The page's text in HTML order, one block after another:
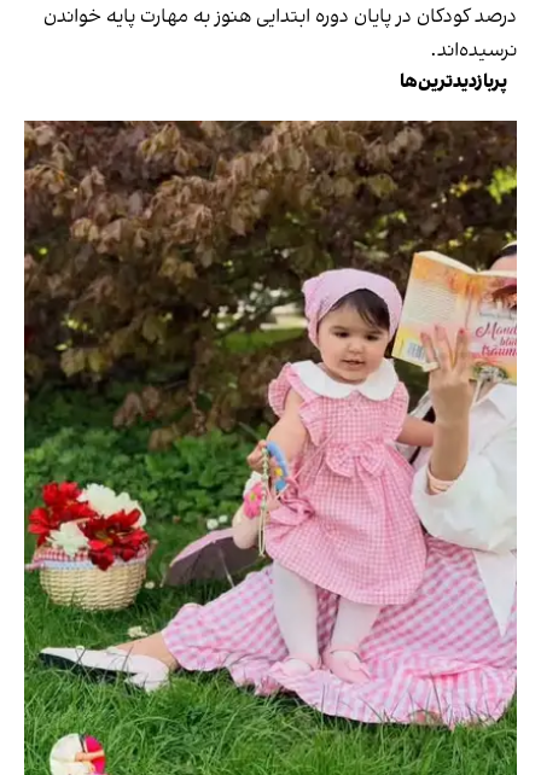
درصد کودکان در پایان دوره ابتدایی هنوز به مهارت پایه خواندن
نرسیده‌اند.
پربازدیدترین‌ها